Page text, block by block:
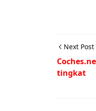
Next Post
tingkat